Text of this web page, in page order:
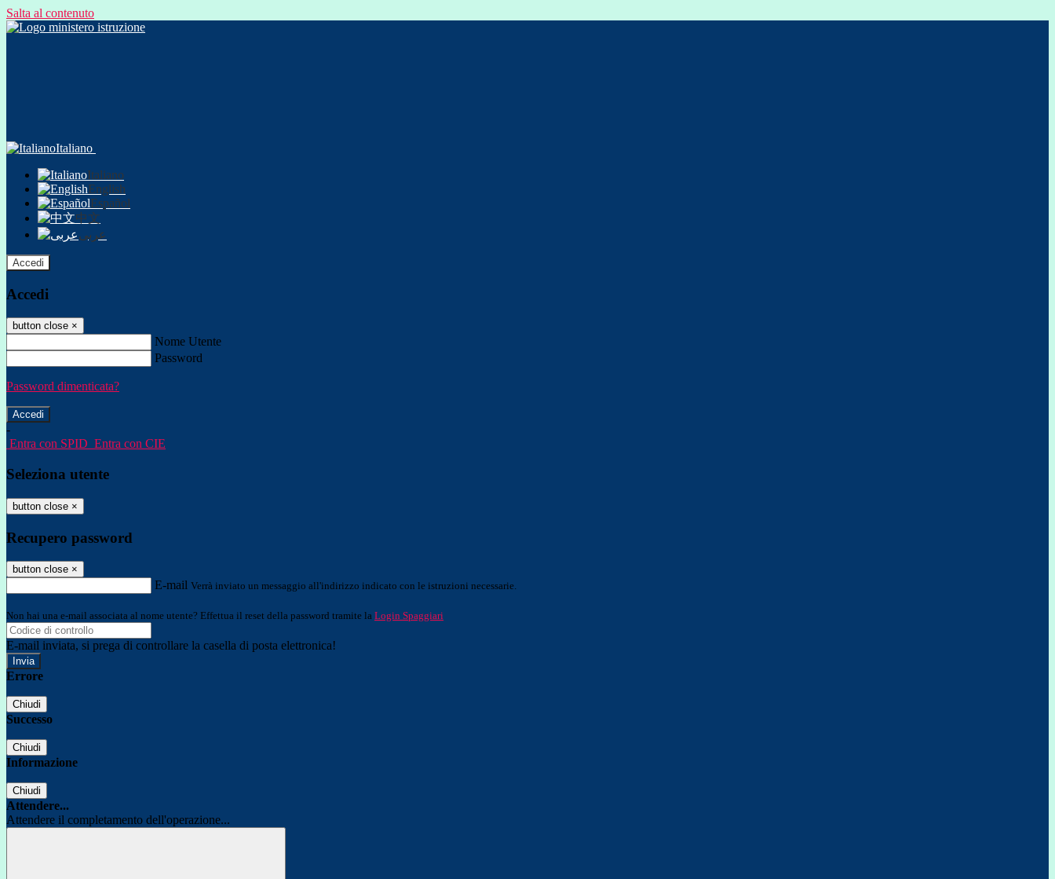
Salta al contenuto
Italiano
Italiano
English
Español
中文
عربى
Accedi
Accedi
button close ×
Nome Utente
Password
Password dimenticata?
-
Entra con SPID Entra con CIE
Seleziona utente
button close ×
Recupero password
button close ×
E-mail Verrà inviato un messaggio all'indirizzo indicato con le istruzioni necessarie.
Non hai una e-mail associata al nome utente? Effettua il reset della password tramite la Login Spaggiari
E-mail inviata, si prega di controllare la casella di posta elettronica!
Errore
Chiudi
Successo
Chiudi
Informazione
Chiudi
Attendere...
Attendere il completamento dell'operazione...